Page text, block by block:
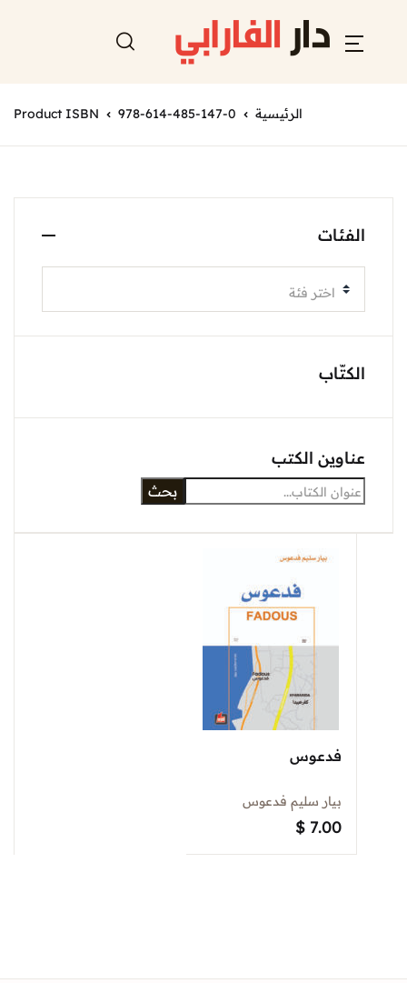
الرئيسية Product ISBN 978-614-485-147-0
فدعوس
بيار سليم فدعوس
$ 7.00
الفئات
اختر فئة
الكتّاب
عناوين الكتب
بحث